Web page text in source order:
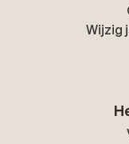
Wijzig